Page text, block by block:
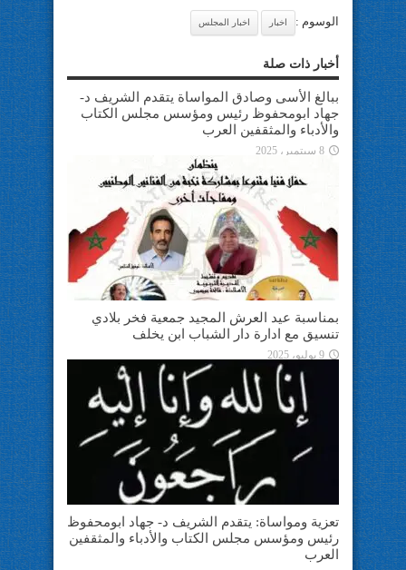
الوسوم : اخبار اخبار المجلس
أخبار ذات صلة
ببالغ الأسى وصادق المواساة يتقدم الشريف د-
جهاد ابومحفوظ رئيس ومؤسس مجلس الكتاب
والأدباء والمثقفين العرب
8 سبتمبر، 2025
بمناسبة عيد العرش المجيد جمعية فخر بلادي
تنسيق مع ادارة دار الشباب ابن يخلف
9 يوليو، 2025
تعزية ومواساة: يتقدم الشريف د- جهاد ابومحفوظ
رئيس ومؤسس مجلس الكتاب والأدباء والمثقفين
العرب